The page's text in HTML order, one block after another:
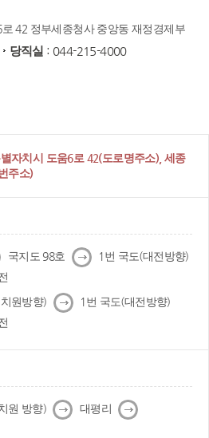
42 정부세종청사 중앙동 재정경제부
당직실 : 044-215-4000
자치시 도움6로 42(도로명주소), 세종
주소)
국지도 98호 다
음
1번 국도(대전방향)
원방향) 다
음
1번 국도(대전방향)
원 방향) 다
음
대평리 다
음